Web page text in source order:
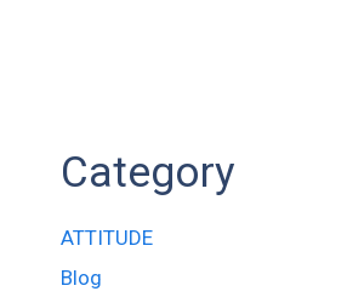
Category
ATTITUDE
Blog